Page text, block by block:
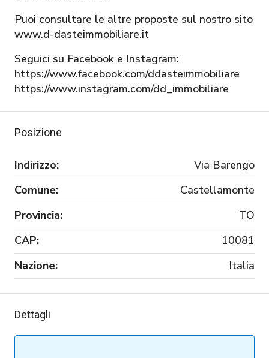
Puoi consultare le altre proposte sul nostro sito
www.d-dasteimmobiliare.it
Seguici su Facebook e Instagram:
https://www.facebook.com/ddasteimmobiliare
https://www.instagram.com/dd_immobiliare
Posizione
Indirizzo:
Via Barengo
Comune:
Castellamonte
Provincia:
TO
CAP:
10081
Nazione:
Italia
Dettagli